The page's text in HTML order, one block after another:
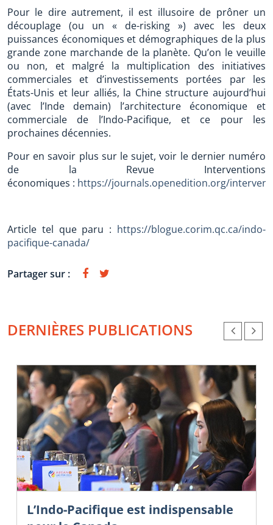
Pour le dire autrement, il est illusoire de prôner un
découplage (ou un « de-risking ») avec les deux
puissances économiques et démographiques de la plus
grande zone marchande de la planète. Qu’on le veuille
ou non, et malgré la multiplication des initiatives
commerciales et d’investissements portées par les
États-Unis et leur alliés, la Chine structure aujourd’hui
(avec l’Inde demain) l’architecture économique et
commerciale de l’Indo-Pacifique, et ce pour les
prochaines décennies.
Pour en savoir plus sur le sujet, voir le dernier numéro
de la Revue Interventions
économiques : https://journals.openedition.org/
Article tel que paru : https://blogue.corim.qc.ca/indo-
pacifique-canada/
Partager sur :
DERNIÈRES PUBLICATIONS
L’Indo-Pacifique est indispensable